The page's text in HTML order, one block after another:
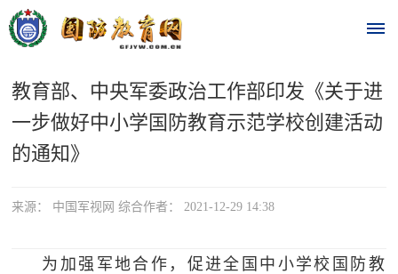
首
政
教育部、中央军委政治工作部印发《关于进
一步做好中小学国防教育示范学校创建活动
的通知》
来源： 中国军视网 综合作者： 2021-12-29 14:38
为加强军地合作，促进全国中小学校国防教